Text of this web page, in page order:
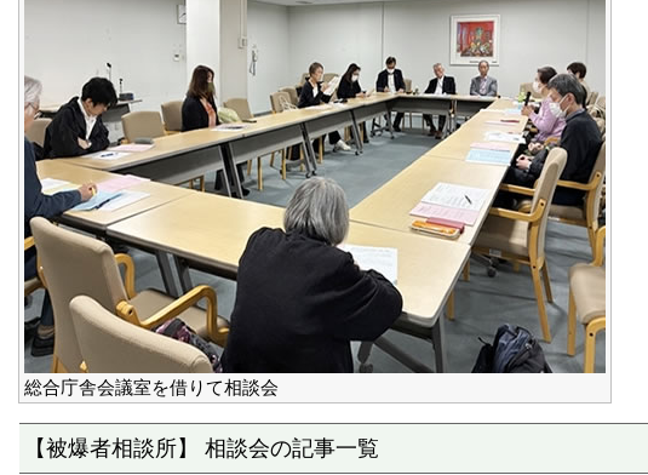
総合庁舎会議室を借りて相談会
【被爆者相談所】 相談会の記事一覧